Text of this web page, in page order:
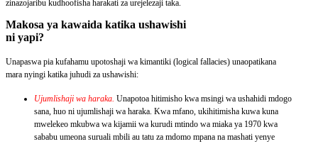
zinazojaribu kudhoofisha harakati za urejelezaji taka.
Makosa ya kawaida katika ushawishi
ni yapi?
Unapaswa pia kufahamu upotoshaji wa kimantiki (logical fallacies) unaopatikana
mara nyingi katika juhudi za ushawishi:
Ujumlishaji wa haraka. Unapotoa hitimisho kwa msingi wa ushahidi mdogo
sana, huo ni ujumlishaji wa haraka. Kwa mfano, ukihitimisha kuwa kuna
mwelekeo mkubwa wa kijamii wa kurudi mtindo wa miaka ya 1970 kwa
sababu umeona suruali mbili au tatu za mdomo mpana na mashati yenye